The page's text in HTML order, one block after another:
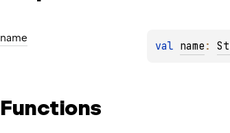
name
val name :
Functions